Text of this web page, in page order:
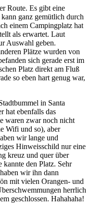
Route. Es gibt eine
ganz gemütlich durch
einem Campingplatz hat
als erwartet. Laut
Auswahl geben.
Plätze wurden von
sich gerade erst im
Platz direkt am Fluß
so eben hart genug war,
in Santa
hat ebenfalls das
waren zwar noch nicht
Wifi und so), aber
wir lange und
Hinweisschild nur eine
kreuz und quer über
den Platz. Sehr
wir ihn dann
mit vielen Orangen- und
herrlich
geschlossen. Hahahaha!